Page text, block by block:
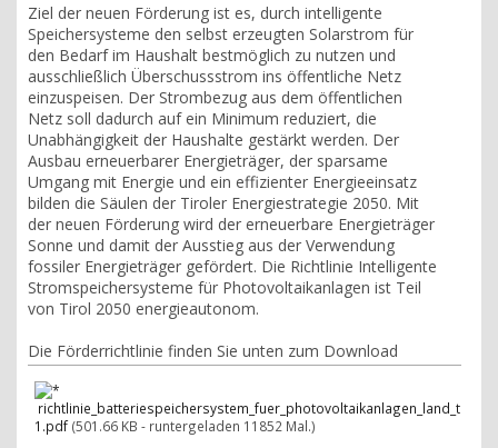
Ziel der neuen Förderung ist es, durch intelligente
Speichersysteme den selbst erzeugten Solarstrom für
den Bedarf im Haushalt bestmöglich zu nutzen und
ausschließlich Überschussstrom ins öffentliche Netz
einzuspeisen. Der Strombezug aus dem öffentlichen
Netz soll dadurch auf ein Minimum reduziert, die
Unabhängigkeit der Haushalte gestärkt werden. Der
Ausbau erneuerbarer Energieträger, der sparsame
Umgang mit Energie und ein effizienter Energieeinsatz
bilden die Säulen der Tiroler Energiestrategie 2050. Mit
der neuen Förderung wird der erneuerbare Energieträger
Sonne und damit der Ausstieg aus der Verwendung
fossiler Energieträger gefördert. Die Richtlinie Intelligente
Stromspeichersysteme für Photovoltaikanlagen ist Teil
von Tirol 2050 energieautonom.
Die Förderrichtlinie finden Sie unten zum Download
richtlinie_batteriespeichersystem_fuer_photovoltaikanlagen_land_tirol-
1.pdf(501.66 KB - runtergeladen 11852 Mal.)